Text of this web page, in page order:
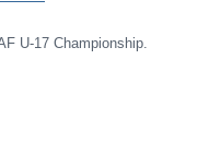
U-17 Championship.